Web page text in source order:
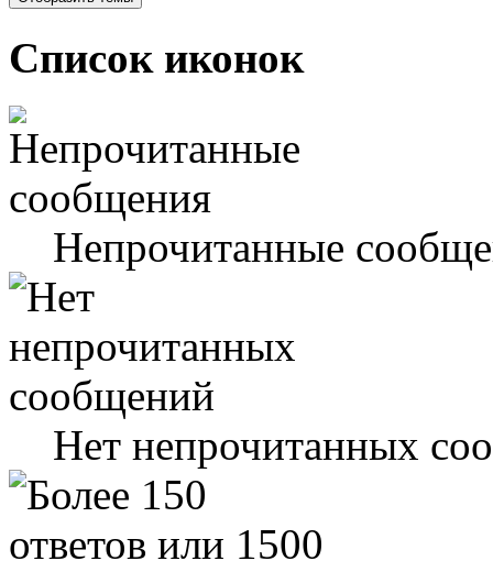
Список иконок
Непрочитанные
Нет непрочитанных